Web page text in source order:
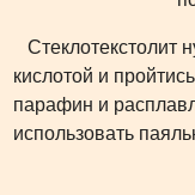
Стеклотекстолит
кислотой и
парафин и
использовать